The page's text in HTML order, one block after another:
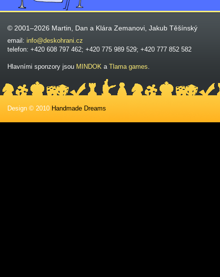
© 2001–2026 Martin, Dan a Klára Zemanovi, Jakub Těšínský
email: info@deskohrani.cz
telefon: +420 608 797 462; +420 775 989 529; +420 777 852 582
Hlavními sponzory jsou MINDOK a Tlama games.
Design © 2010 Handmade Dreams